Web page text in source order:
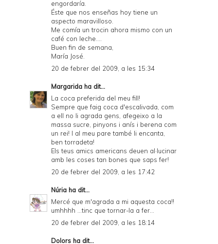
engordaría.
Éste que nos enseñas hoy tiene un
aspecto maravilloso.
Me comía un trocin ahora mismo con un
café con leche....
Buen fin de semana,
María José.
20 de febrer del 2009, a les 15:34
Margarida ha dit...
La coca preferida del meu fill!
Sempre que faig coca d'escalivada, com
a ell no li agrada gens, afegeixo a la
massa sucre, pinyons i anís i berena com
un rei! I al meu pare també li encanta,
ben torradeta!
Els teus amics americans deuen al·lucinar
amb les coses tan bones que saps fer!
20 de febrer del 2009, a les 17:42
Núria ha dit...
Mercé que m'agrada a mi aquesta coca!!
umhhhh ...tinc que tornar-la a fer...
20 de febrer del 2009, a les 18:14
Dolors ha dit...